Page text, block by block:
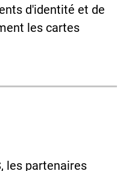
d'identité et de
les cartes
les partenaires